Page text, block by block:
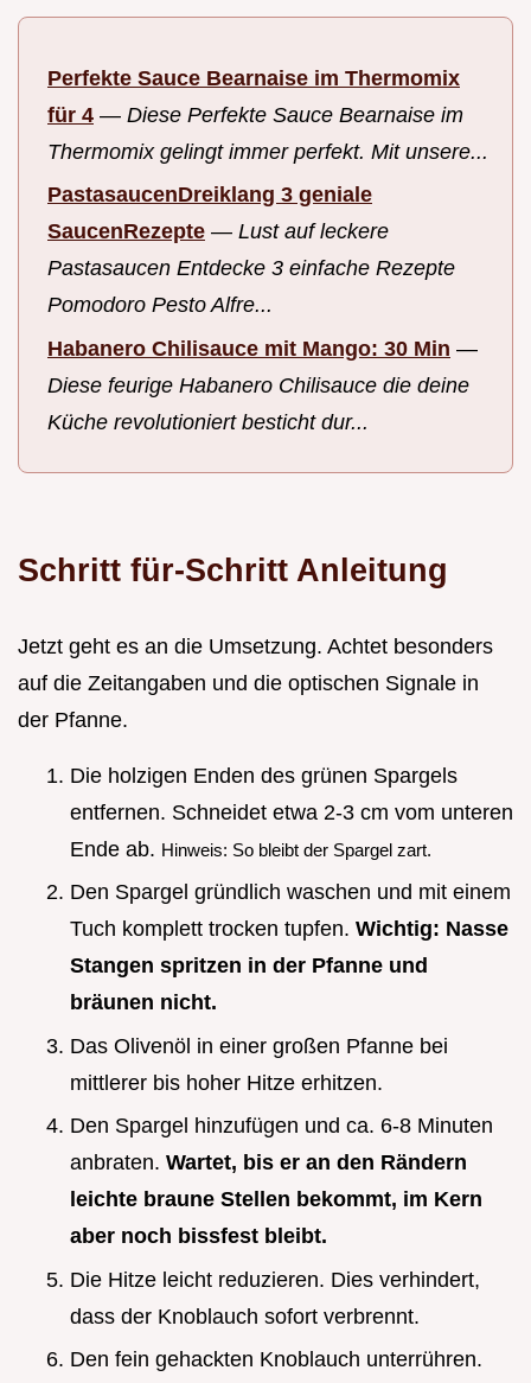
Perfekte Sauce Bearnaise im Thermomix
für 4 — Diese Perfekte Sauce Bearnaise im
Thermomix gelingt immer perfekt. Mit unsere...
PastasaucenDreiklang 3 geniale
SaucenRezepte — Lust auf leckere
Pastasaucen Entdecke 3 einfache Rezepte
Pomodoro Pesto Alfre...
Habanero Chilisauce mit Mango: 30 Min —
Diese feurige Habanero Chilisauce die deine
Küche revolutioniert besticht dur...
Schritt für-Schritt Anleitung
Jetzt geht es an die Umsetzung. Achtet besonders
auf die Zeitangaben und die optischen Signale in
der Pfanne.
Die holzigen Enden des grünen Spargels
entfernen. Schneidet etwa 2-3 cm vom unteren
Ende ab. Hinweis: So bleibt der Spargel zart.
Den Spargel gründlich waschen und mit einem
Tuch komplett trocken tupfen. Wichtig: Nasse
Stangen spritzen in der Pfanne und
bräunen nicht.
Das Olivenöl in einer großen Pfanne bei
mittlerer bis hoher Hitze erhitzen.
Den Spargel hinzufügen und ca. 6-8 Minuten
anbraten. Wartet, bis er an den Rändern
leichte braune Stellen bekommt, im Kern
aber noch bissfest bleibt.
Die Hitze leicht reduzieren. Dies verhindert,
dass der Knoblauch sofort verbrennt.
Den fein gehackten Knoblauch unterrühren.